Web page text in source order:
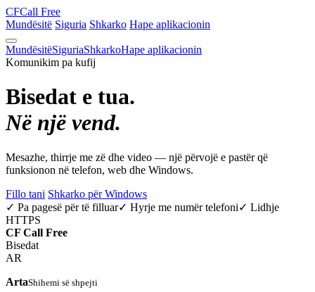
CFCall Free
Mundësitë Siguria Shkarko Hape aplikacionin
MundësitëSiguriaShkarkoHape aplikacionin
Komunikim pa kufij
Bisedat e tua.
Në një vend.
Mesazhe, thirrje me zë dhe video — një përvojë e pastër që
funksionon në telefon, web dhe Windows.
Fillo tani Shkarko për Windows
✓ Pa pagesë për të filluar✓ Hyrje me numër telefoni✓ Lidhje
HTTPS
CF Call Free
Bisedat
AR
ArtaShihemi së shpejti